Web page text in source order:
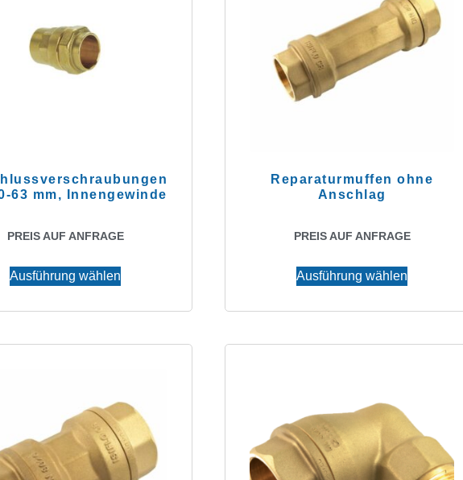
63 mm, Innengewinde
PREIS AUF ANFRAGE
Ausführung wählen
Reparaturmuffen ohne
Anschlag
PREIS AUF ANFRAGE
Ausführung wählen